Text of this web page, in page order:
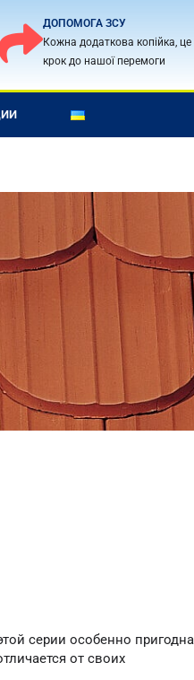
ДОПОМОГА ЗСУ
Кожна додаткова копійка, це
крок до нашої перемоги
серии особенно пригодна
от своих